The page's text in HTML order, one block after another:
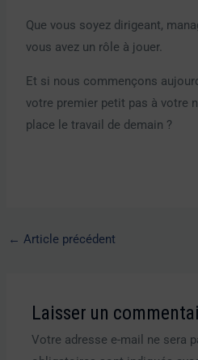
Que vous soyez dirigeant,
vous avez un rôle à jouer.
Et si nous commençons
votre premier petit pas à votre
place le travail de demain ?
← Article précédent
Laisser un
Votre adresse e-mail ne sera